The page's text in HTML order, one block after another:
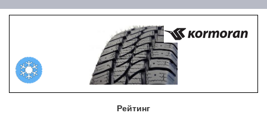
Рейтинг